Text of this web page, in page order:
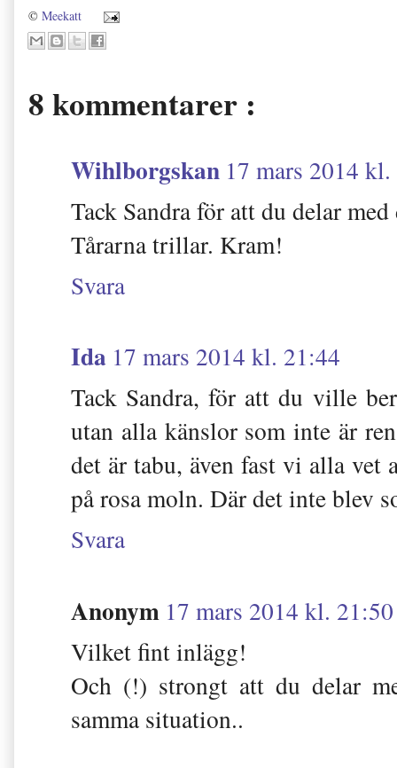
© Meekatt
8 kommentarer :
Wihlborgskan 17 mars 2014
Tack Sandra för att du delar
Tårarna trillar. Kram!
Svara
Ida 17 mars 2014 kl. 21:44
Tack Sandra, för att du ville
utan alla känslor som inte är
det är tabu, även fast vi alla
på rosa moln. Där det inte blev
Svara
Anonym 17 mars 2014 kl. 21:50
Vilket fint inlägg!
Och (!) strongt att du delar
samma situation..